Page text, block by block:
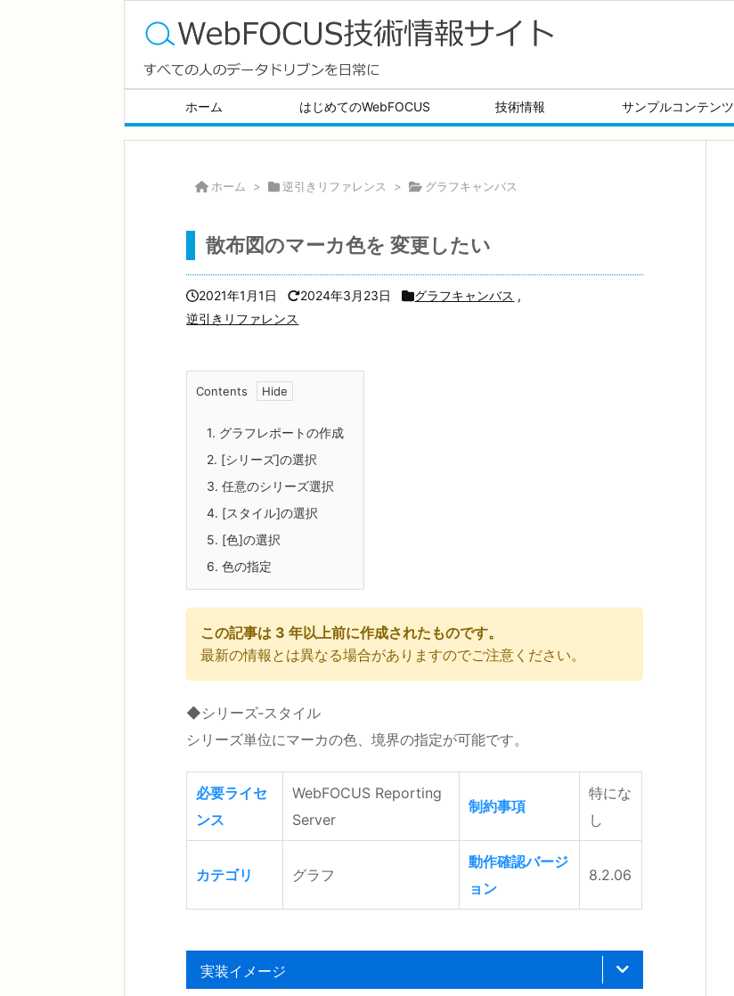
ホーム はじめてのWebFOCUS 技術情報 サンプルコンテンツ
ホーム > 逆引きリファレンス > グラフキャンバス
散布図のマーカ色を 変更したい
2021年1月1日 2024年3月23日 グラフキャンバス ,
逆引きリファレンス
Contents
1. グラフレポートの作成
2. [シリーズ]の選択
3. 任意のシリーズ選択
4. [スタイル]の選択
5. [色]の選択
6. 色の指定
この記事は 3 年以上前に作成されたものです。
最新の情報とは異なる場合がありますのでご注意ください。
◆シリーズ‐スタイル
シリーズ単位にマーカの色、境界の指定が可能です。
必要ライセ
ンス
WebFOCUS Reporting
Server
制約事項
特にな
し
カテゴリ グラフ
動作確認バージ
ョン
8.2.06
実装イメージ